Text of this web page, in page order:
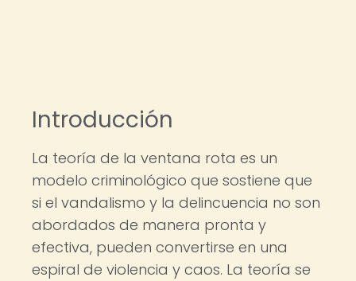
Introducción
La teoría de la ventana rota es un
modelo criminológico que sostiene que
si el vandalismo y la delincuencia no son
abordados de manera pronta y
efectiva, pueden convertirse en una
espiral de violencia y caos. La teoría se